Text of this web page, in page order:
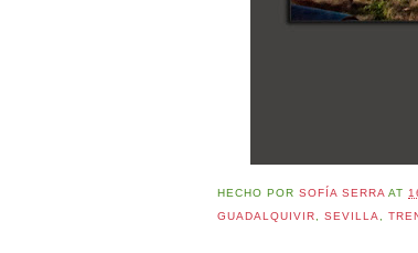
HECHO PORSOFÍA SERRAAT
GUADALQUIVIR
,SEVILLA ,